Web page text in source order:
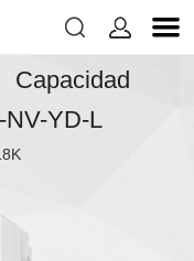
 
NV-YD-L